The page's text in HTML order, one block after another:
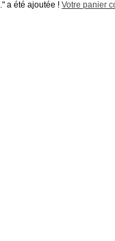
a été ajoutée ! Votre panier